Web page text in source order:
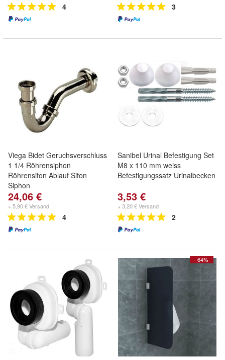
4 3
Viega Bidet Geruchsverschluss
1 1/4 Röhrensiphon
Röhrensifon Ablauf Sifon
Siphon
24,06 €
+ 5,90 € Versand
4
Sanibel Urinal Befestigung Set
M8 x 110 mm weiss
Befestigungssatz Urinalbecken
3,53 €
+ 3,20 € Versand
2
- 64%